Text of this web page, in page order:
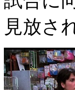
見放さ